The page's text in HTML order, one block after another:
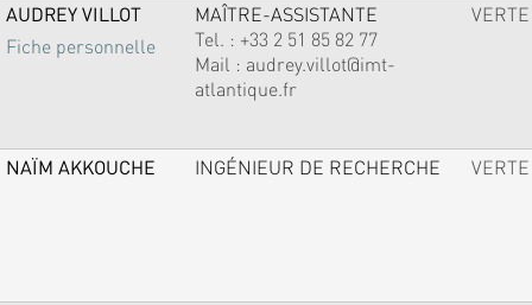
AUDREY VILLOT
Fiche personnelle
MAÎTRE-ASSISTANTE
Tel. : +33 2 51 85 82 77
Mail : audrey.villot@imt-
atlantique.fr
VERTE
NAÏM AKKOUCHE INGÉNIEUR DE RECHERCHE VERTE